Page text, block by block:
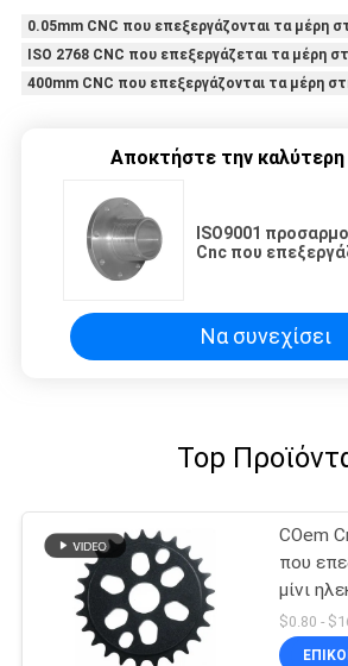
0.05mm CNC που επεξεργάζονται τα μέρη
ISO 2768 CNC που επεξεργάζεται τα μέρη
400mm CNC που επεξεργάζονται τα μέρη
Αποκτήστε την καλύτερη
ISO9001
Cnc που
Να συνεχίσει
Top
COem
που
μίνι
μερών